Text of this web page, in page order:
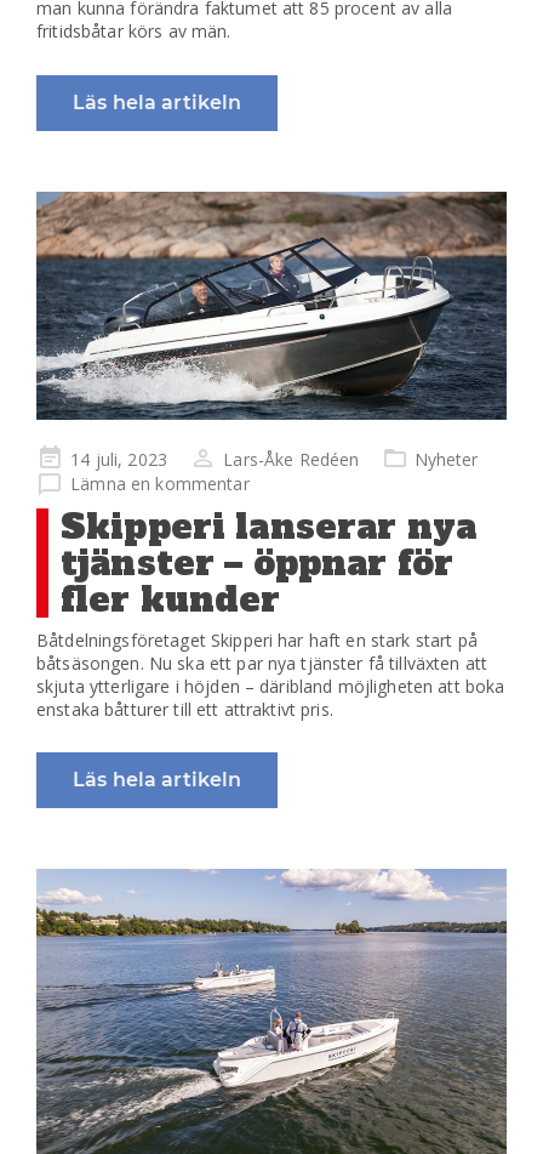
man kunna förändra faktumet att 85 procent av alla
fritidsbåtar körs av män.
Läs hela artikeln
Publicerad
på
14 juli, 2023 Lars-Åke Redéen
Nyheter
Lämna en kommentar
Skipperi lanserar nya
tjänster – öppnar för
fler kunder
Båtdelningsföretaget Skipperi har haft en stark start på
båtsäsongen. Nu ska ett par nya tjänster få tillväxten att
skjuta ytterligare i höjden – däribland möjligheten att boka
enstaka båtturer till ett attraktivt pris.
Läs hela artikeln